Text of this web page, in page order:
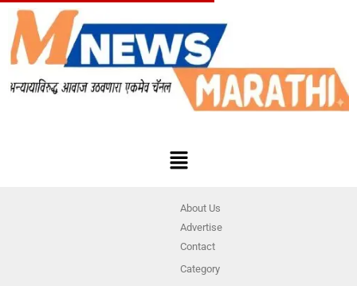
About Us
Advertise
Contact
Category